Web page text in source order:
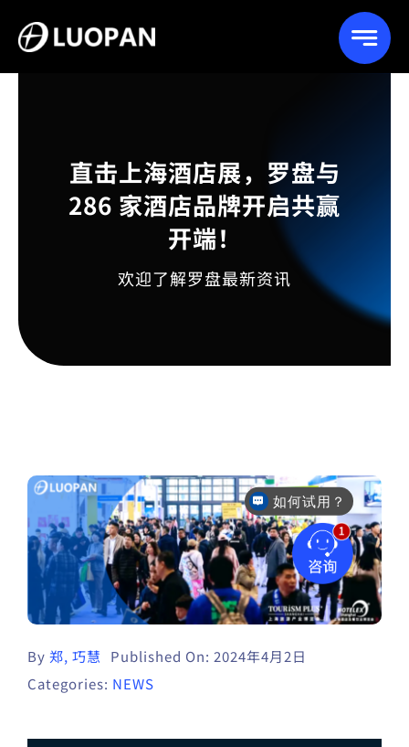
content
直击上海酒店展，罗盘与
286 家酒店品牌开启共赢
开端！
欢迎了解罗盘最新资讯
By 郑, 巧慧
Published On: 2024年4月2日
Categories: NEWS
如何试用？
售后咨询